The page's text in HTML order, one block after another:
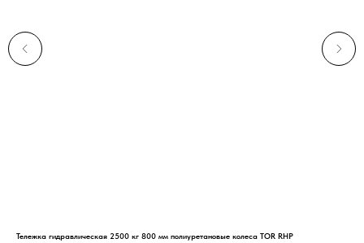
Тележка гидравлическая 2500 кг 800 мм полиуретановые колеса TOR RHP